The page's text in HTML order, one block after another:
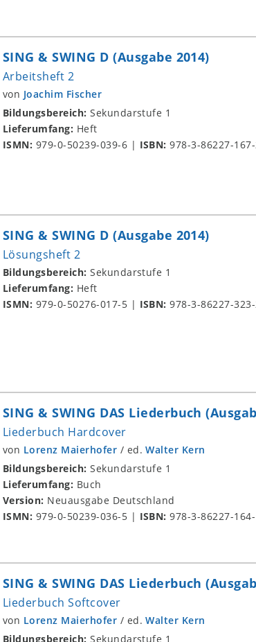
SING & SWING D (Ausgabe 2014)
Arbeitsheft 2
von Joachim Fischer
Bildungsbereich:Sekundarstufe 1
Lieferumfang: Heft
ISMN: 979-0-50239-039-6 | ISBN:978-3-86227-
SING & SWING D (Ausgabe 2014)
Lösungsheft 2
Bildungsbereich:Sekundarstufe 1
Lieferumfang: Heft
ISMN: 979-0-50276-017-5 | ISBN:978-3-86227-
SING & SWING DAS Liederbuch
Liederbuch Hardcover
von Lorenz Maierhofer / ed.Walter Kern
Bildungsbereich:Sekundarstufe 1
Lieferumfang: Buch
Version: Neuausgabe Deutschland
ISMN: 979-0-50239-036-5 | ISBN:978-3-86227-164-
SING & SWING DAS Liederbuch
Liederbuch Softcover
von Lorenz Maierhofer / ed.Walter Kern
Bildungsbereich:Sekundarstufe 1